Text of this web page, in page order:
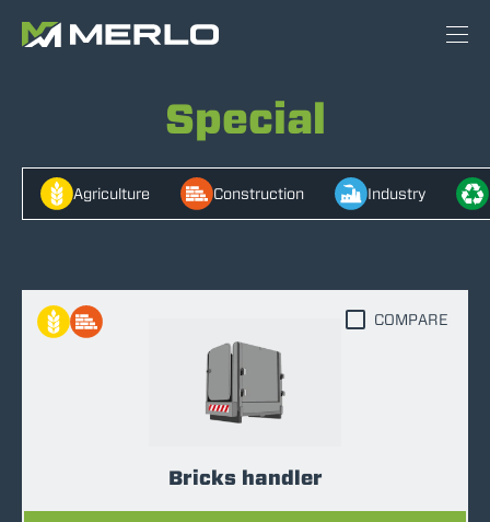
Special
Agriculture Construction Industry
Bricks handler
COMPARE